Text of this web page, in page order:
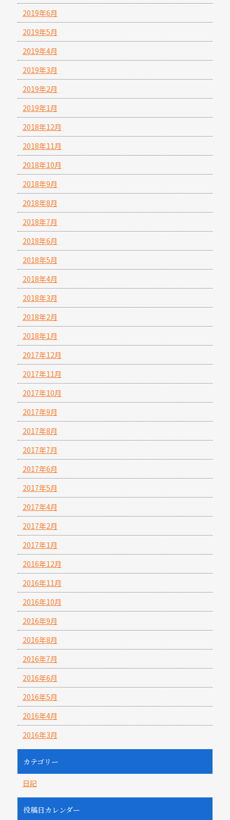
2019年6月
2019年5月
2019年4月
2019年3月
2019年2月
2019年1月
2018年12月
2018年11月
2018年10月
2018年9月
2018年8月
2018年7月
2018年6月
2018年5月
2018年4月
2018年3月
2018年2月
2018年1月
2017年12月
2017年11月
2017年10月
2017年9月
2017年8月
2017年7月
2017年6月
2017年5月
2017年4月
2017年2月
2017年1月
2016年12月
2016年11月
2016年10月
2016年9月
2016年8月
2016年7月
2016年6月
2016年5月
2016年4月
2016年3月
カテゴリー
日記
投稿日カレンダー